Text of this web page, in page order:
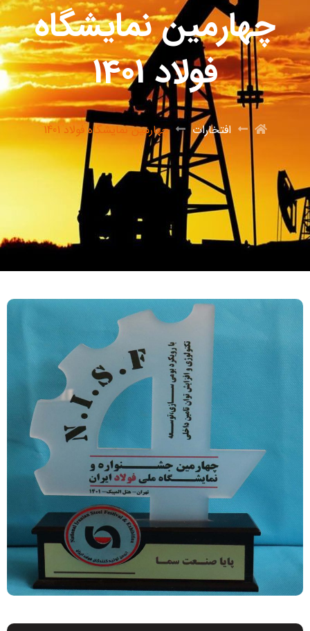
چهارمین نمایشگاه
فولاد 1401
افتخارات چهارمین نمایشگاه فولاد 1401